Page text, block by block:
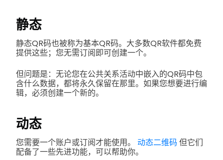
静态
静态QR码也被称为基本QR码。大多数QR软件都免费
提供这些；您无需订阅即可创建一个。
但问题是：无论您在公共关系活动中嵌入的QR码中包
含什么数据，都将永久保留在那里。如果您想要进行编
辑，必须创建一个新的。
动态
您需要一个账户或订阅才能使用。 动态二维码 但它们
配备了一些先进功能，可以帮助你。